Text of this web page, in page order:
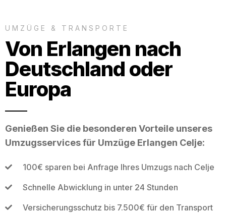
UMZÜGE & TRANSPORTE
Von Erlangen nach
Deutschland oder
Europa
Genießen Sie die besonderen Vorteile unseres
Umzugsservices für Umzüge Erlangen Celje:
100€ sparen bei Anfrage Ihres Umzugs nach Celje
Schnelle Abwicklung in unter 24 Stunden
Versicherungsschutz bis 7.500€ für den Transport